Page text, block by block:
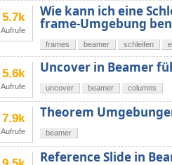
5.7k
Aufrufe
Wie kann ich eine
frame-Umgebung
frames beamer schleifen
5.6k
Aufrufe
Uncover in Beamer
uncover beamer columns
7.9k
Aufrufe
Theorem
beamer
Reference Slide in